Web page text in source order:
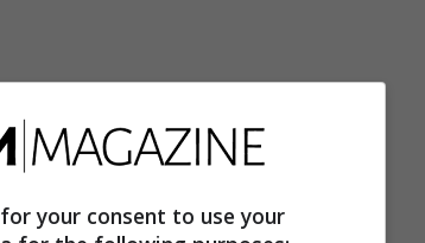
rispetto al Centro-Nord.
fascia 0-2 (in molte regioni
e bambini senza
sopra la media nazionale in
your consent to use your